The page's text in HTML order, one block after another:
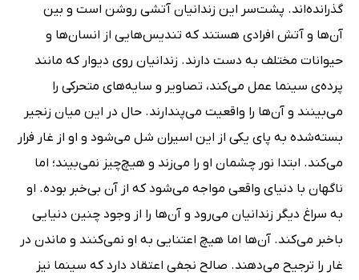
گذرانده‌اند. پشت‌سر این زندانیان آتشی روشن است و بین
آن‌ها و آتش افرادی هستند که تندیس‌هایی از انسان‌ها و
حیوانات مختلف به دست دارند. زندانیان روی دیوار که مانند
پرده‌ی سینما عمل می‌کند،‌ تصاویر و سایه‌های متحرکی را
می‌بینند و آن‌ها را واقعیت می‌پندارند. حال در این میان زنجیر
بسته‌شده به پای یکی از این اسیران شل می‌شود و او از غار فرار
می‌کند. ابتدا نور چشمان او را می‌زند و هیچ‌چیز نمی‌بیند؛ اما
ناگهان با دنیای واقعی مواجه می‌شود که از آن بی‌خبر بوده. او
به سراغ دیگر زندانیان می‌رود و آن‌ها را از وجود چنین دنیایی
باخبر می‌کند. آن‌ها اما هیچ اعتنایی به او نمی‌کنند و ماندن در
غار را ترجیح می‌دهند. صالح نجفی اعتقاد دارد که سینما نیز